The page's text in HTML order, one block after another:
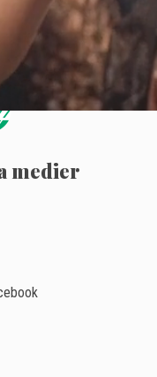
medier